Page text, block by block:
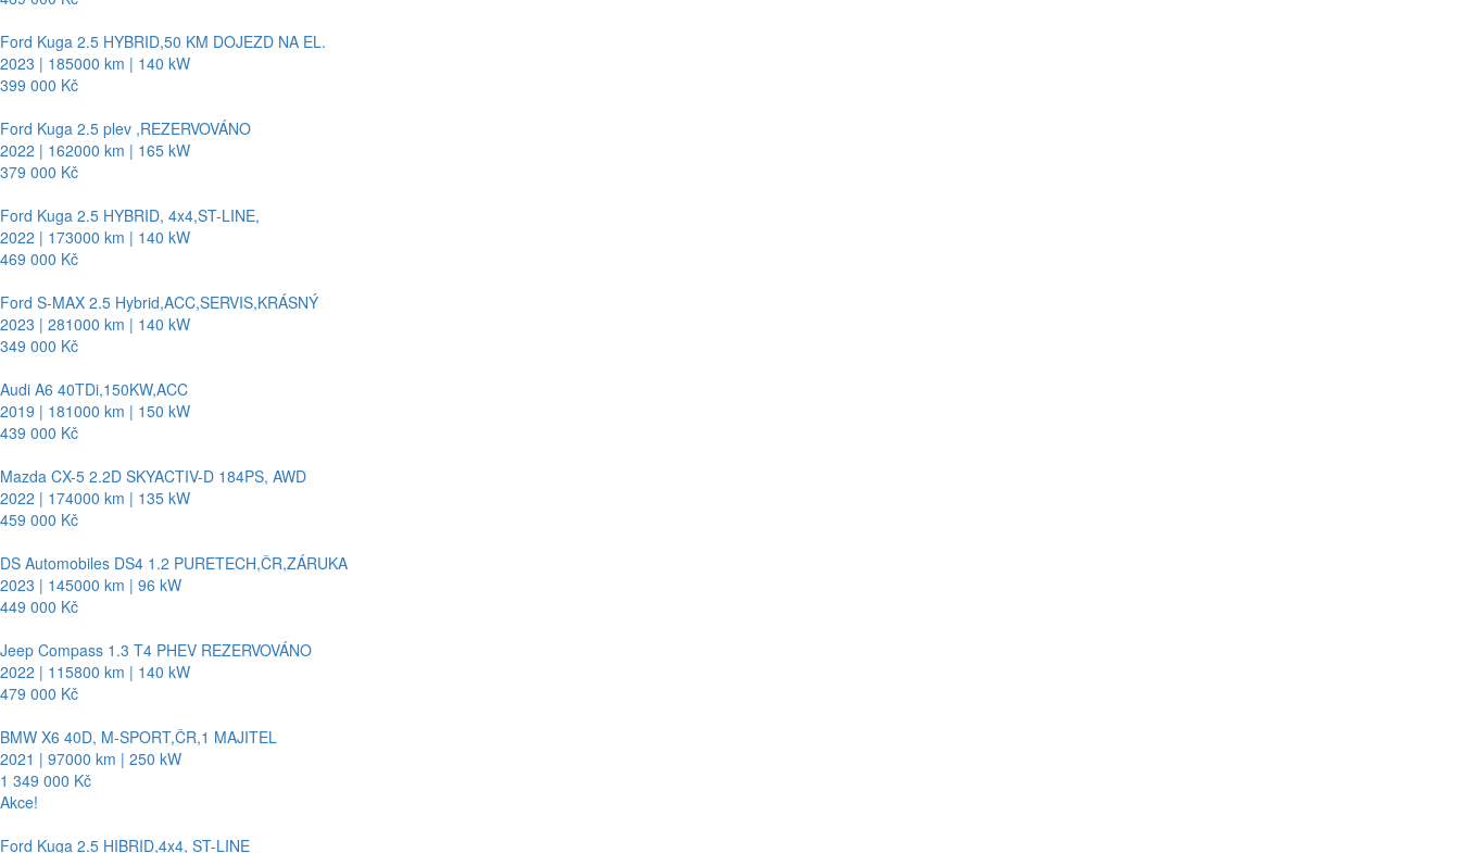
Ford Kuga 2.5 HYBRID,50 KM DOJEZD NA EL.
2023 | 185000 km | 140 kW
399 000 Kč
Ford Kuga 2.5 plev ,REZERVOVÁNO
2022 | 162000 km | 165 kW
379 000 Kč
Ford Kuga 2.5 HYBRID, 4x4,ST-LINE,
2022 | 173000 km | 140 kW
469 000 Kč
Ford S-MAX 2.5 Hybrid,ACC,SERVIS,KRÁSNÝ
2023 | 281000 km | 140 kW
349 000 Kč
Audi A6 40TDi,150KW,ACC
2019 | 181000 km | 150 kW
439 000 Kč
Mazda CX-5 2.2D SKYACTIV-D 184PS, AWD
2022 | 174000 km | 135 kW
459 000 Kč
DS Automobiles DS4 1.2 PURETECH,ČR,ZÁRUKA
2023 | 145000 km | 96 kW
449 000 Kč
Jeep Compass 1.3 T4 PHEV REZERVOVÁNO
2022 | 115800 km | 140 kW
479 000 Kč
BMW X6 40D, M-SPORT,ČR,1 MAJITEL
2021 | 97000 km | 250 kW
1 349 000 Kč
Akce!
Ford Kuga 2.5 HIBRID,4x4, ST-LINE